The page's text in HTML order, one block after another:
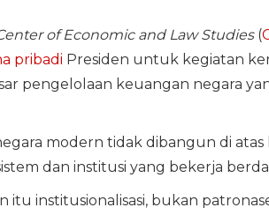
of Economic and Law Studies(
pribadi Presiden untuk kegiatan
pengelolaan keuangan negara
modern tidak dibangun di
dan institusi yang bekerja
itu institusionalisasi, bukan